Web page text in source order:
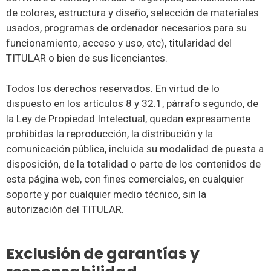
de colores, estructura y diseño, selección de materiales
usados, programas de ordenador necesarios para su
funcionamiento, acceso y uso, etc), titularidad del
TITULAR o bien de sus licenciantes.
Todos los derechos reservados. En virtud de lo
dispuesto en los artículos 8 y 32.1, párrafo segundo, de
la Ley de Propiedad Intelectual, quedan expresamente
prohibidas la reproducción, la distribución y la
comunicación pública, incluida su modalidad de puesta a
disposición, de la totalidad o parte de los contenidos de
esta página web, con fines comerciales, en cualquier
soporte y por cualquier medio técnico, sin la
autorización del TITULAR.
Exclusión de garantías y